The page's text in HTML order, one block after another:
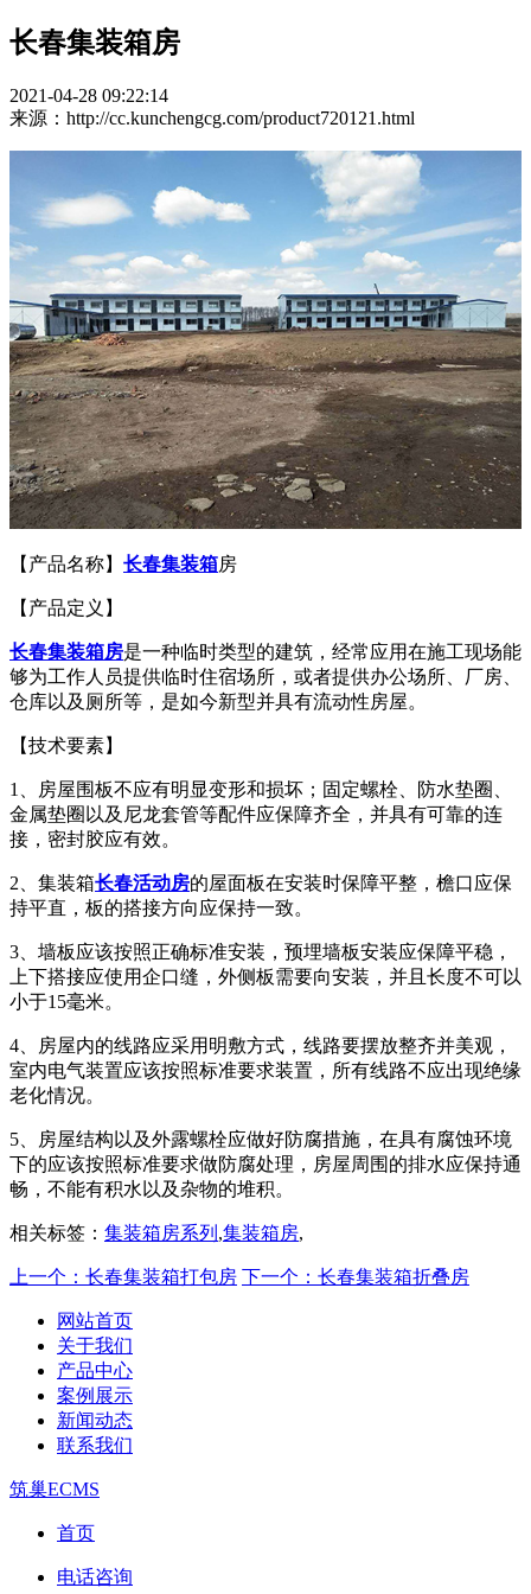
长春集装箱房
2021-04-28 09:22:14
来源：http://cc.kunchengcg.com/product720121.html
【产品名称】 长春集装箱房
【产品定义】
长春集装箱房是一种临时类型的建筑，经常应用在施工现场能
够为工作人员提供临时住宿场所，或者提供办公场所、厂房、
仓库以及厕所等，是如今新型并具有流动性房屋。
【技术要素】
1、房屋围板不应有明显变形和损坏；固定螺栓、防水垫圈、
金属垫圈以及尼龙套管等配件应保障齐全，并具有可靠的连
接，密封胶应有效。
2、集装箱长春活动房的屋面板在安装时保障平整，檐口应保
持平直，板的搭接方向应保持一致。
3、墙板应该按照正确标准安装，预埋墙板安装应保障平稳，
上下搭接应使用企口缝，外侧板需要向安装，并且长度不可以
小于15毫米。
4、房屋内的线路应采用明敷方式，线路要摆放整齐并美观，
室内电气装置应该按照标准要求装置，所有线路不应出现绝缘
老化情况。
5、房屋结构以及外露螺栓应做好防腐措施，在具有腐蚀环境
下的应该按照标准要求做防腐处理，房屋周围的排水应保持通
畅，不能有积水以及杂物的堆积。
相关标签： 集装箱房系列 ,集装箱房,
上一个：长春集装箱打包房 下一个：长春集装箱折叠房
网站首页
关于我们
产品中心
案例展示
新闻动态
联系我们
筑巢ECMS
首页
电话咨询